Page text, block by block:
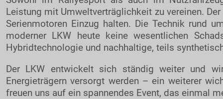
Leistung mit Umweltverträglichkeit zu vereinen.
Serienmotoren Einzug halten. Die Technik rund
moderner LKW heute keine wesentlichen
Hybridtechnologie und nachhaltige, teils
Der LKW entwickelt sich ständig weiter und
Energieträgern versorgt werden – ein weiterer
freuen uns auf ein spannendes Event, das einmal